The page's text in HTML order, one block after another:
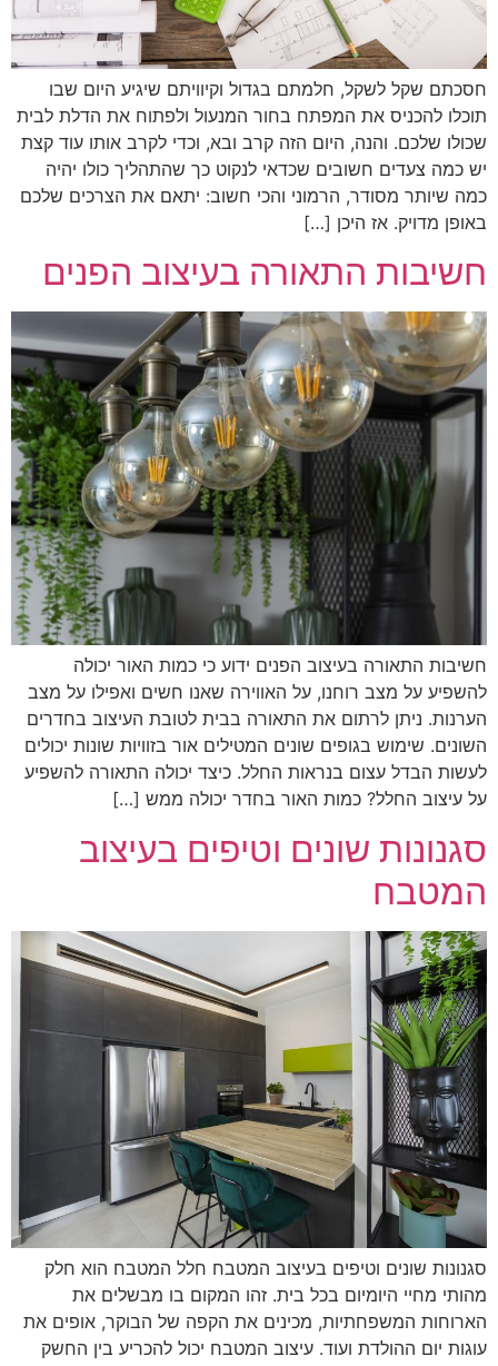
חסכתם שקל לשקל, חלמתם בגדול וקיוויתם שיגיע היום שבו
תוכלו להכניס את המפתח בחור המנעול ולפתוח את הדלת לבית
שכולו שלכם. והנה, היום הזה קרב ובא, וכדי לקרב אותו עוד קצת
יש כמה צעדים חשובים שכדאי לנקוט כך שהתהליך כולו יהיה
כמה שיותר מסודר, הרמוני והכי חשוב: יתאם את הצרכים שלכם
באופן מדויק. אז היכן […]
חשיבות התאורה בעיצוב הפנים
חשיבות התאורה בעיצוב הפנים ידוע כי כמות האור יכולה
להשפיע על מצב רוחנו, על האווירה שאנו חשים ואפילו על מצב
הערנות. ניתן לרתום את התאורה בבית לטובת העיצוב בחדרים
השונים. שימוש בגופים שונים המטילים אור בזוויות שונות יכולים
לעשות הבדל עצום בנראות החלל. כיצד יכולה התאורה להשפיע
על עיצוב החלל? כמות האור בחדר יכולה ממש […]
סגנונות שונים וטיפים בעיצוב
המטבח
סגנונות שונים וטיפים בעיצוב המטבח חלל המטבח הוא חלק
מהותי מחיי היומיום בכל בית. זהו המקום בו מבשלים את
הארוחות המשפחתיות, מכינים את הקפה של הבוקר, אופים את
עוגות יום ההולדת ועוד. עיצוב המטבח יכול להכריע בין החשק